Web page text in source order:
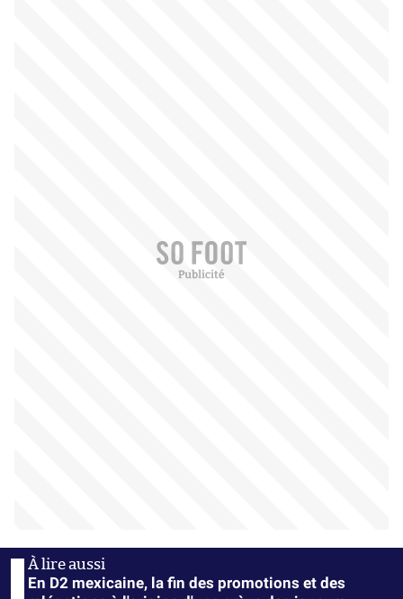
En D2 mexicaine, la fin des promotions et des